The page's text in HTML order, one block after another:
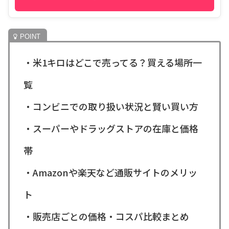
・米1キロはどこで売ってる？買える場所一
覧
・コンビニでの取り扱い状況と賢い買い方
・スーパーやドラッグストアの在庫と価格
帯
・Amazonや楽天など通販サイトのメリッ
ト
・販売店ごとの価格・コスパ比較まとめ